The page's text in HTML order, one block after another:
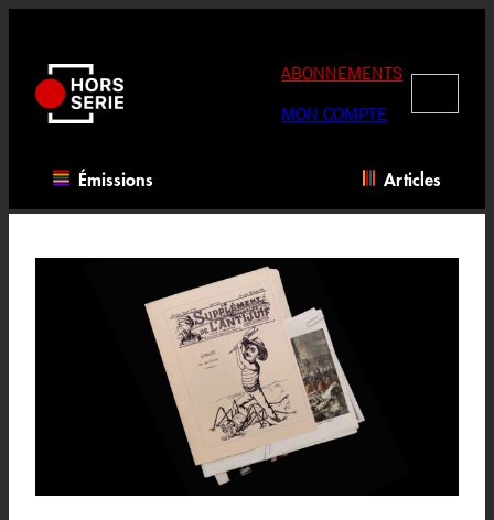
contenu
ABONNEMENTS
MON COMPTE
Émissions Articles